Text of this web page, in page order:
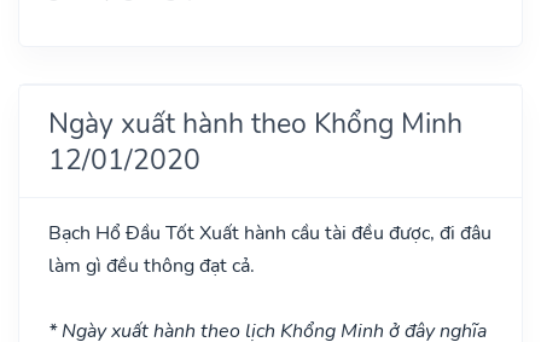
Ngày xuất hành theo Khổng Minh
12/01/2020
Bạch Hổ Đầu TốtXuất hành cầu tài đều được, đi đâu
làm gì đều thông đạt cả.
* Ngày xuất hành theo lịch Khổng Minh ở đây nghĩa